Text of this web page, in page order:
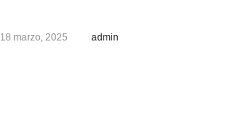
18 marzo, 2025 admin